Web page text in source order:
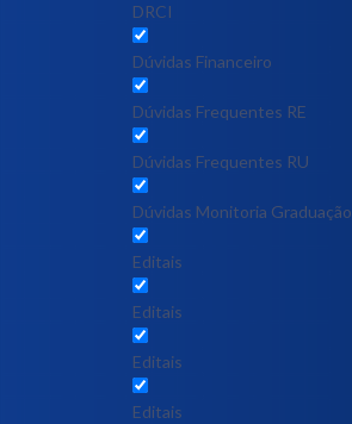
DRCI
Dúvidas Financeiro
Dúvidas Frequentes RE
Dúvidas Frequentes RU
Dúvidas Monitoria Graduação
Editais
Editais
Editais
Editais